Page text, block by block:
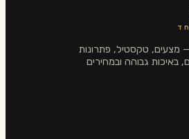
מצעים, טקסטיל, פתרונות
באיכות גבוהה ובמחירים